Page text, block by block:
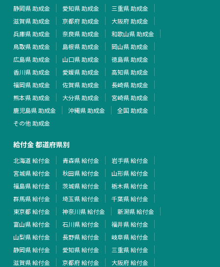
静岡県 助成金
愛知県 助成金
三重県 助成金
滋賀県 助成金
京都府 助成金
大阪府 助成金
兵庫県 助成金
奈良県 助成金
和歌山県 助成金
鳥取県 助成金
島根県 助成金
岡山県 助成金
広島県 助成金
山口県 助成金
徳島県 助成金
香川県 助成金
愛媛県 助成金
高知県 助成金
福岡県 助成金
佐賀県 助成金
長崎県 助成金
熊本県 助成金
大分県 助成金
宮崎県 助成金
鹿児島県 助成金
沖縄県 助成金
全国 助成金
その他 助成金
給付金 都道府県別
北海道 給付金 青森県 給付金
岩手県 給付金
宮城県 給付金
秋田県 給付金
山形県 給付金
福島県 給付金
茨城県 給付金
栃木県 給付金
群馬県 給付金
埼玉県 給付金
千葉県 給付金
東京都 給付金
神奈川県 給付金
新潟県 給付金
富山県 給付金
石川県 給付金
福井県 給付金
山梨県 給付金
長野県 給付金
岐阜県 給付金
静岡県 給付金
愛知県 給付金
三重県 給付金
滋賀県 給付金
京都府 給付金
大阪府 給付金